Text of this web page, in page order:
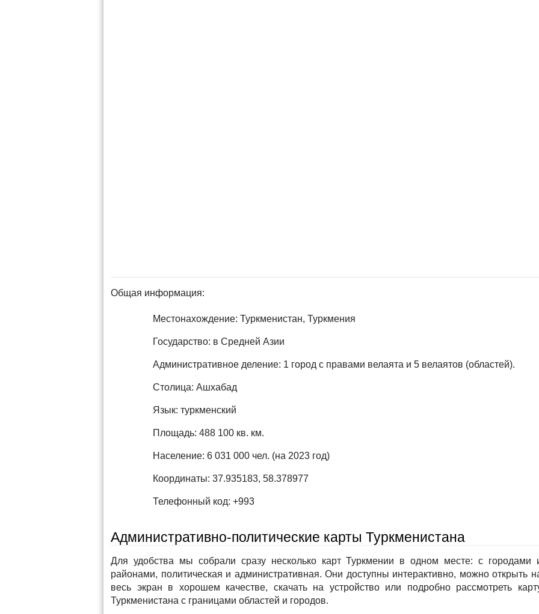
Общая информация:
Местонахождение: Туркменистан, Туркмения
Государство: в Средней Азии
Административное деление: 1 город с правами велаята и 5 велаятов (областей).
Столица: Ашхабад
Язык: туркменский
Площадь: 488 100 кв. км.
Население: 6 031 000 чел. (на 2023 год)
Координаты: 37.935183, 58.378977
Телефонный код: +993
Административно-политические карты Туркменистана
Для удобства мы собрали сразу несколько карт Туркмении в одном месте: с городами
районами, политическая и административная. Они доступны интерактивно, можно открыть
весь экран в хорошем качестве, скачать на устройство или подробно рассмотреть
Туркменистана с границами областей и городов.